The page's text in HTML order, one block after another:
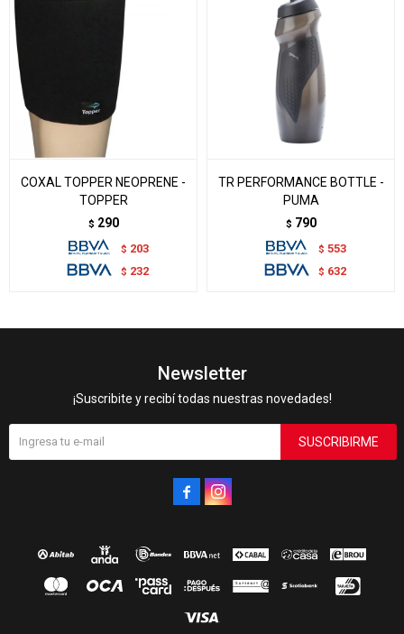
COXAL TOPPER NEOPRENE -
TOPPER
$ 290
$ 203
$ 232
TR PERFORMANCE BOTTLE -
PUMA
$ 790
$ 553
$ 632
Newsletter
¡Suscribite y recibí todas nuestras novedades!
SUSCRIBIRME
 